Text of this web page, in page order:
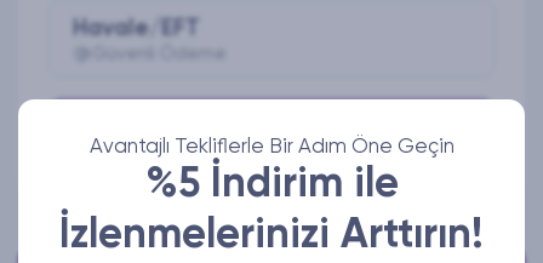
Avantajlı Tekliflerle Bir Adım Öne Geçin
%5 İndirim ile
İzlenmelerinizi Arttırın!
Havale/EFT
Ödeme Yap